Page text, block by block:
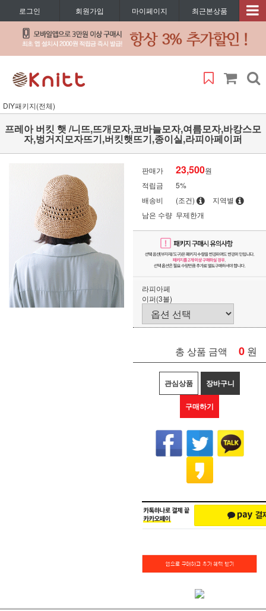
로그인 회원가입 마이페이지 최근본상품
DIY패키지(전체)
프레아 버킷 햇 /니뜨,뜨개모자,코바늘모자,여름모자,바캉스모
자,벙거지모자뜨기,버킷햇뜨기,종이실,라피아페이퍼
판매가 23,500원
적립금
5%
배송비
(조건)
지역별
남은 수량 무제한개
라피아페
이퍼(3볼)
총 상품 금액 0 원
관심상품 장바구니
구매하기